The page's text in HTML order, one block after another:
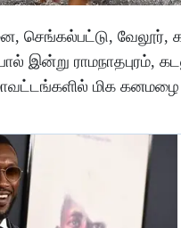
செங்கல்பட்டு, வேலூர்,
இன்று ராமநாதபுரம்,
மிக